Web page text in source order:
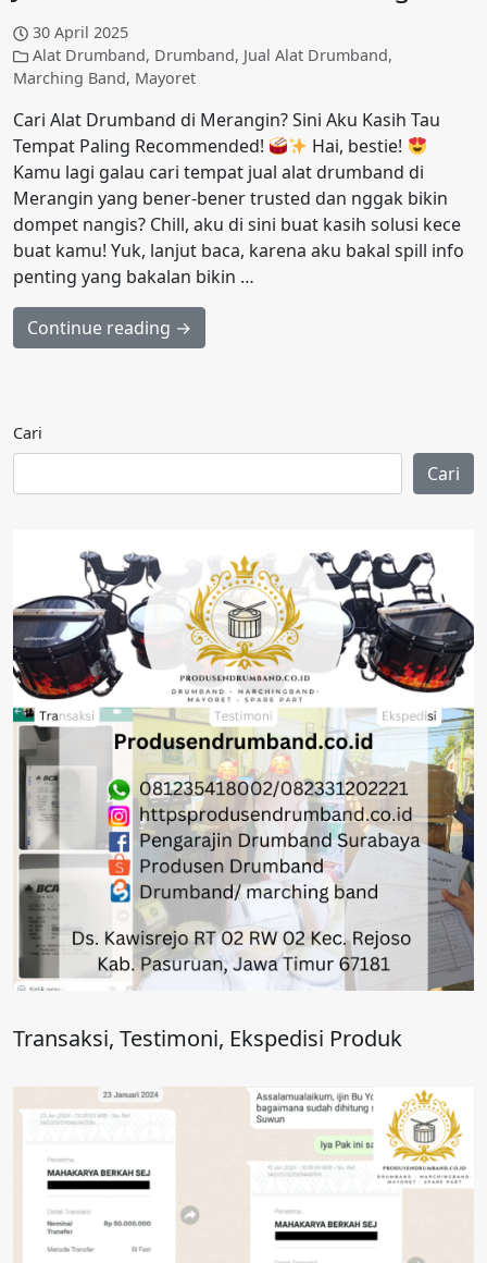
30 April 2025
Alat Drumband, Drumband, Jual Alat Drumband,
Marching Band, Mayoret
Cari Alat Drumband di Merangin? Sini Aku Kasih Tau
Tempat Paling Recommended!
Hai, bestie!
Kamu lagi galau cari tempat jual alat drumband di
Merangin yang bener-bener trusted dan nggak bikin
dompet nangis? Chill, aku di sini buat kasih solusi kece
buat kamu! Yuk, lanjut baca, karena aku bakal spill info
penting yang bakalan bikin …
Continue reading →
Cari
Cari
Transaksi, Testimoni, Ekspedisi Produk